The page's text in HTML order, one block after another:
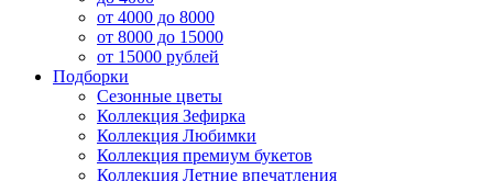
от 4000 до 8000
от 8000 до 15000
от 15000 рублей
Подборки
Сезонные цветы
Коллекция Зефирка
Коллекция Любимки
Коллекция премиум букетов
Коллекция Летние впечатления